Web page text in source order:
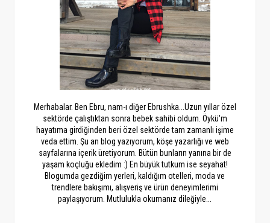
Merhabalar. Ben Ebru, nam-ı diğer Ebrushka...Uzun yıllar özel
sektörde çalıştıktan sonra bebek sahibi oldum. Öykü'm
hayatıma girdiğinden beri özel sektörde tam zamanlı işime
veda ettim. Şu an blog yazıyorum, köşe yazarlığı ve web
sayfalarına içerik üretiyorum. Bütün bunların yanına bir de
yaşam koçluğu ekledim :) En büyük tutkum ise seyahat!
Blogumda gezdiğim yerleri, kaldığım otelleri, moda ve
trendlere bakışımı, alışveriş ve ürün deneyimlerimi
paylaşıyorum. Mutlulukla okumanız dileğiyle...